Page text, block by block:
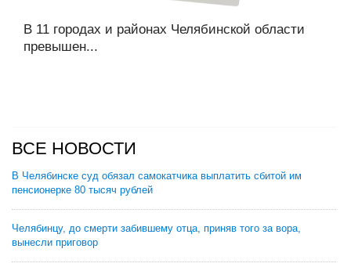
В 11 городах и районах Челябинской области
превышен...
ВСЕ НОВОСТИ
В Челябинске суд обязал самокатчика выплатить сбитой им
пенсионерке 80 тысяч рублей
Челябинцу, до смерти забившему отца, приняв того за вора,
вынесли приговор